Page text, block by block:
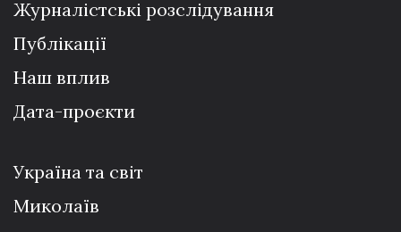
Журналістські розслідування
Публікації
Наш вплив
Дата-проєкти
Україна та світ
Миколаїв